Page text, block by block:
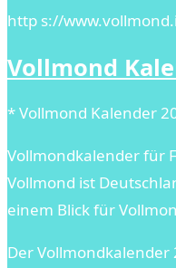
http s://
Vollmond
* Vollmond Kalender
Vollmondkalender für
Vollmond ist
einem Blick für
Der